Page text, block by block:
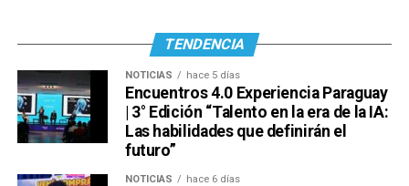
Ver esta publicación en Instagram
TENDENCIA
NOTICIAS hace 5 días
Encuentros 4.0 Experiencia Paraguay
| 3° Edición “Talento en la era de la IA:
Las habilidades que definirán el
futuro”
NOTICIAS hace 6 días